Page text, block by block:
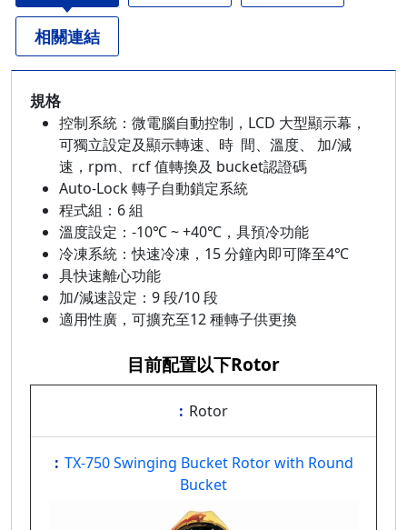
相關連結
規格
控制系統：微電腦自動控制，LCD 大型顯示幕，
可獨立設定及顯示轉速、時 間、溫度、 加/減
速，rpm、rcf 值轉換及 bucket認證碼
Auto-Lock 轉子自動鎖定系統
程式組：6 組
溫度設定：-10℃ ~ +40℃，具預冷功能
冷凍系統：快速冷凍，15 分鐘內即可降至4℃
具快速離心功能
加/減速設定：9 段/10 段
適用性廣，可擴充至12 種轉子供更換
目前配置以下Rotor
Rotor
TX-750 Swinging Bucket Rotor with Round
Bucket